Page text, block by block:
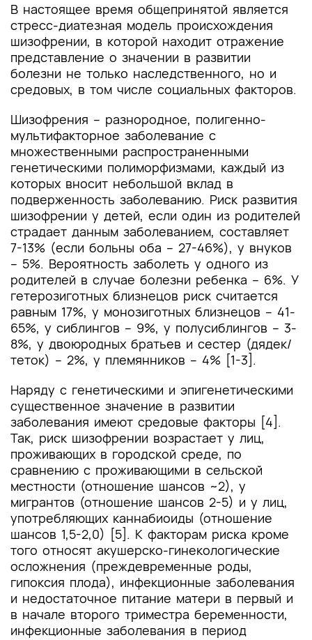
В настоящее время общепринятой является
стресс-диатезная модель происхождения
шизофрении, в которой находит отражение
представление о значении в развитии
болезни не только наследственного, но и
средовых, в том числе социальных факторов.
Шизофрения – разнородное, полигенно-
мультифакторное заболевание с
множественными распространенными
генетическими полиморфизмами, каждый из
которых вносит небольшой вклад в
подверженность заболеванию. Риск развития
шизофрении у детей, если один из родителей
страдает данным заболеванием, составляет
7-13% (если больны оба – 27-46%), у внуков
– 5%. Вероятность заболеть у одного из
родителей в случае болезни ребенка – 6%. У
гетерозиготных близнецов риск считается
равным 17%, у монозиготных близнецов – 41-
65%, у сиблингов – 9%, у полусиблингов – 3-
8%, у двоюродных братьев и сестер (дядек/
теток) – 2%, у племянников – 4% [1-3].
Наряду с генетическими и эпигенетическими
существенное значение в развитии
заболевания имеют средовые факторы [4].
Так, риск шизофрении возрастает у лиц,
проживающих в городской среде, по
сравнению c проживающими в сельской
местности (отношение шансов ~2), у
мигрантов (отношение шансов 2-5) и у лиц,
употребляющих каннабиоиды (отношение
шансов 1,5-2,0) [5]. К факторам риска кроме
того относят акушерско-гинекологические
осложнения (преждевременные роды,
гипоксия плода), инфекционные заболевания
и недостаточное питание матери в первый и
в начале второго триместра беременности,
инфекционные заболевания в период